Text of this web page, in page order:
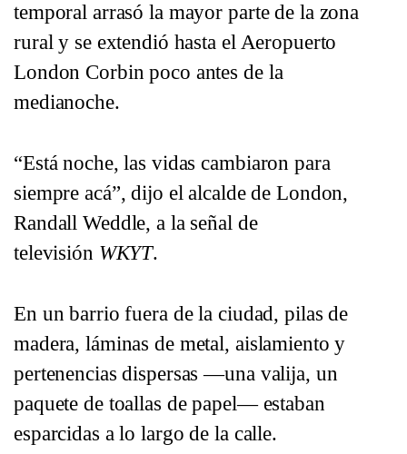
temporal arrasó la mayor parte de la zona
rural y se extendió hasta el Aeropuerto
London Corbin poco antes de la
medianoche.
“Está noche, las vidas cambiaron para
siempre acá”, dijo el alcalde de London,
Randall Weddle, a la señal de
televisión WKYT.
En un barrio fuera de la ciudad, pilas de
madera, láminas de metal, aislamiento y
pertenencias dispersas —una valija, un
paquete de toallas de papel— estaban
esparcidas a lo largo de la calle.